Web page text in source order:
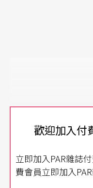
歡迎加入付
立即加入PAR雜誌
費會員立即加入